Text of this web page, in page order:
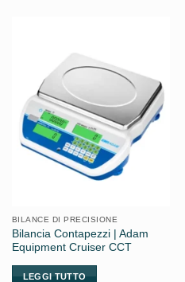
BILANCE DI PRECISIONE
Bilancia Contapezzi | Adam
Equipment Cruiser CCT
LEGGI TUTTO